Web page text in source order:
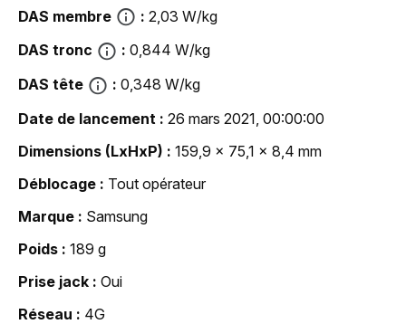
DAS membre
2,03 W/kg
DAS tronc
0,844 W/kg
DAS tête
0,348 W/kg
Date de lancement
26 mars 2021, 00:00:00
Dimensions (LxHxP)
159,9 x 75,1 x 8,4 mm
Déblocage
Tout opérateur
Marque
Samsung
Poids
189 g
Prise jack
Oui
Réseau
4G